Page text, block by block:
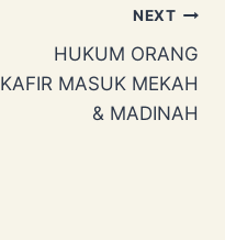
NEXT
HUKUM ORANG
KAFIR MASUK MEKAH
& MADINAH